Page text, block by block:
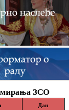
ЗСО
Дан